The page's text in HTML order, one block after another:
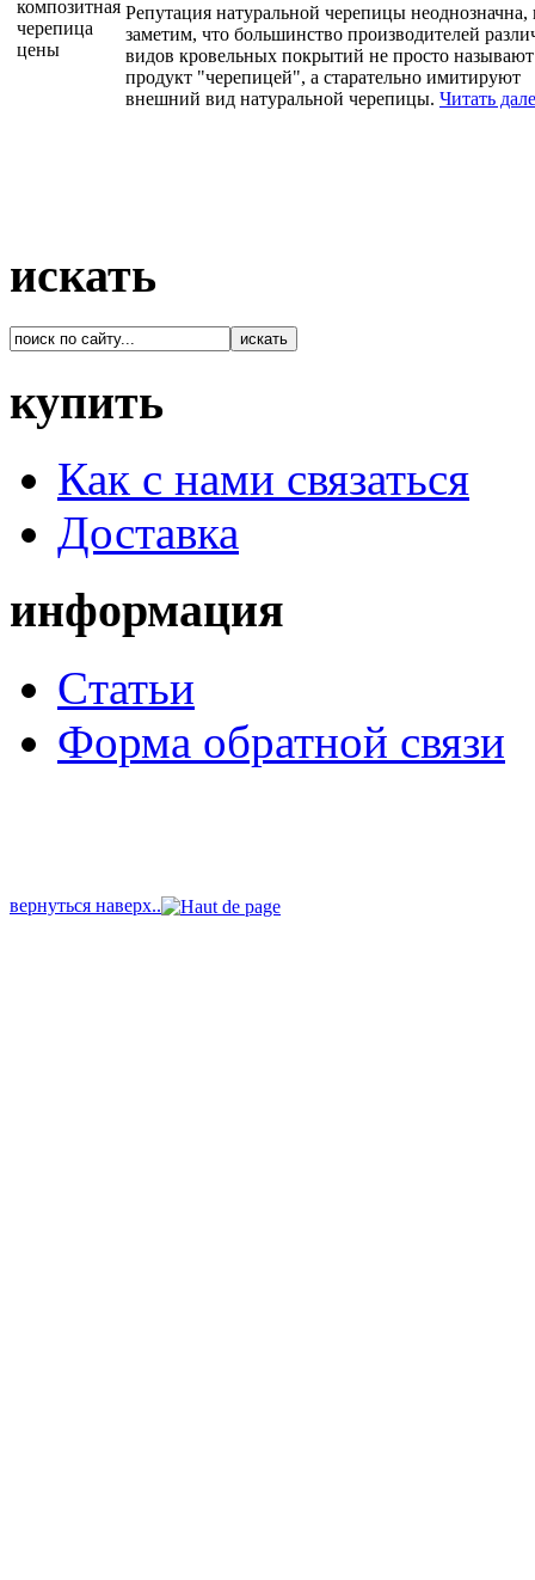
Репутация натуральной черепицы неоднозначна,
заметим, что большинство производителей
видов кровельных покрытий не просто
продукт "черепицей", а старательно имитируют
внешний вид натуральной черепицы. Читать
искать
купить
Как с нами связаться
Доставка
информация
Cтатьи
Форма обратной связи
вернуться наверх..